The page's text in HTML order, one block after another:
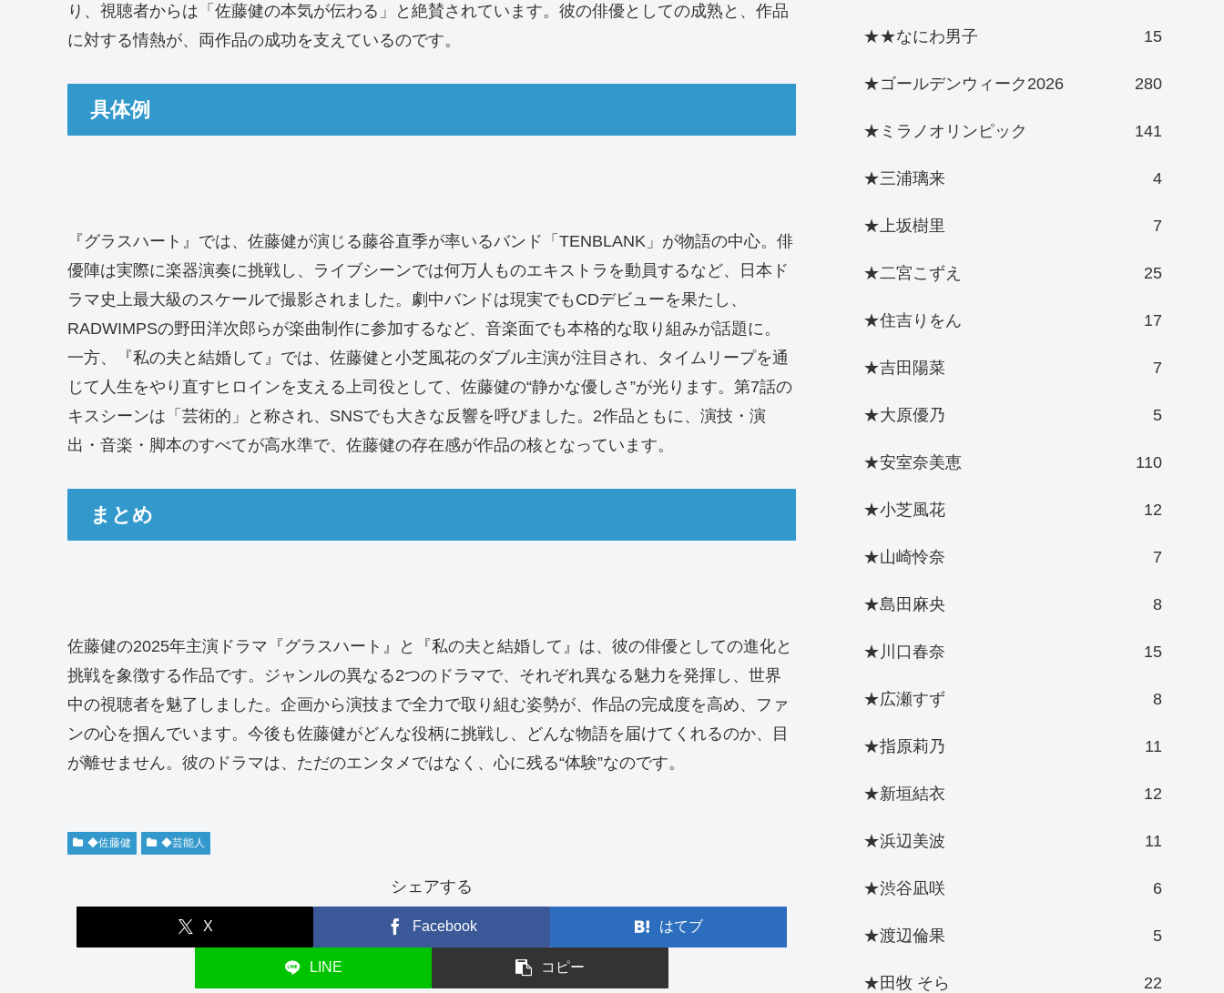
り、視聴者からは「佐藤健の本気が伝わる」と絶賛されています。彼の俳優としての成熟と、作品
に対する情熱が、両作品の成功を支えているのです。
具体例
『グラスハート』では、佐藤健が演じる藤谷直季が率いるバンド「TENBLANK」が物語の中心。俳
優陣は実際に楽器演奏に挑戦し、ライブシーンでは何万人ものエキストラを動員するなど、日本ド
ラマ史上最大級のスケールで撮影されました。劇中バンドは現実でもCDデビューを果たし、
RADWIMPSの野田洋次郎らが楽曲制作に参加するなど、音楽面でも本格的な取り組みが話題に。
一方、『私の夫と結婚して』では、佐藤健と小芝風花のダブル主演が注目され、タイムリープを通
じて人生をやり直すヒロインを支える上司役として、佐藤健の“静かな優しさ”が光ります。第7話の
キスシーンは「芸術的」と称され、SNSでも大きな反響を呼びました。2作品ともに、演技・演
出・音楽・脚本のすべてが高水準で、佐藤健の存在感が作品の核となっています。
まとめ
佐藤健の2025年主演ドラマ『グラスハート』と『私の夫と結婚して』は、彼の俳優としての進化と
挑戦を象徴する作品です。ジャンルの異なる2つのドラマで、それぞれ異なる魅力を発揮し、世界
中の視聴者を魅了しました。企画から演技まで全力で取り組む姿勢が、作品の完成度を高め、ファ
ンの心を掴んでいます。今後も佐藤健がどんな役柄に挑戦し、どんな物語を届けてくれるのか、目
が離せません。彼のドラマは、ただのエンタメではなく、心に残る“体験”なのです。
◆佐藤健 ◆芸能人
シェアする
X Facebook はてブ
LINE コピー
★★なにわ男子 15
★ゴールデンウィーク2026 280
★ミラノオリンピック 141
★三浦璃来 4
★上坂樹里 7
★二宮こずえ 25
★住吉りをん 17
★吉田陽菜 7
★大原優乃 5
★安室奈美恵 110
★小芝風花 12
★山崎怜奈 7
★島田麻央 8
★川口春奈 15
★広瀬すず 8
★指原莉乃 11
★新垣結衣 12
★浜辺美波 11
★渋谷凪咲 6
★渡辺倫果 5
★田牧 そら 22